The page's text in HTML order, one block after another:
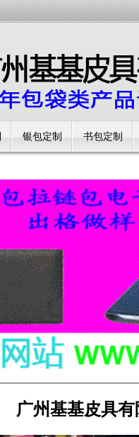
银包定制 书包定制